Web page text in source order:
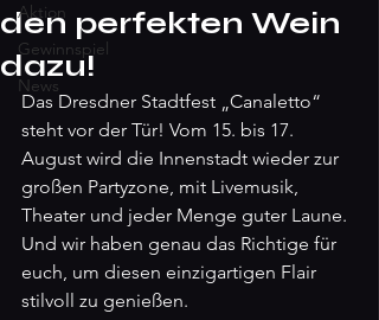
Aktion
Gewinnspiel
News
den perfekten Wein
dazu!
Das Dresdner Stadtfest „Canaletto“
steht vor der Tür! Vom 15. bis 17.
August wird die Innenstadt wieder zur
großen Partyzone, mit Livemusik,
Theater und jeder Menge guter Laune.
Und wir haben genau das Richtige für
euch, um diesen einzigartigen Flair
stilvoll zu genießen.